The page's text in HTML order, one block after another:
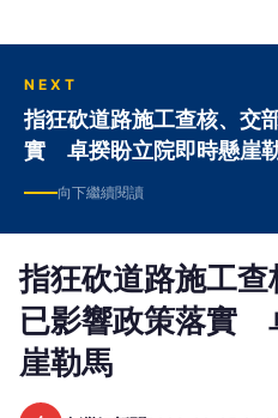
NEXT
指狂砍道路施工查核、交
實 卓揆盼立院即時懸崖
向下繼續閱讀
指狂砍道路施工
已影響政策落實
崖勒馬